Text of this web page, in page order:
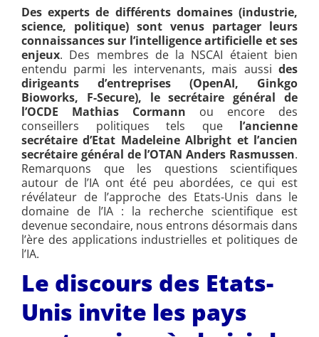
Des experts de différents domaines (industrie,
science, politique) sont venus partager leurs
connaissances sur l’intelligence artificielle et ses
enjeux. Des membres de la NSCAI étaient bien
entendu parmi les intervenants, mais aussi des
dirigeants d’entreprises (OpenAI, Ginkgo
Bioworks, F-Secure), le secrétaire général de
l’OCDE Mathias Cormann ou encore des
conseillers politiques tels quel’ancienne
secrétaire d’Etat Madeleine Albright et l’ancien
secrétaire général de l’OTAN Anders Rasmussen.
Remarquons que les questions scientifiques
autour de l’IA ont été peu abordées, ce qui est
révélateur de l’approche des Etats-Unis dans le
domaine de l’IA : la recherche scientifique est
devenue secondaire, nous entrons désormais dans
l’ère des applications industrielles et politiques de
l’IA.
Le discours des Etats-
Unis invite les pays